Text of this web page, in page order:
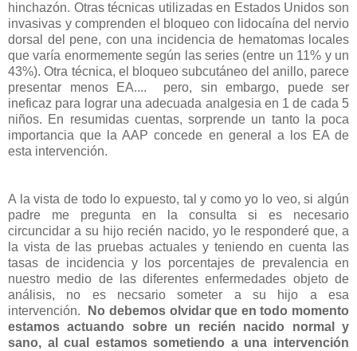
hinchazón. Otras técnicas utilizadas en Estados Unidos son
invasivas y comprenden el bloqueo con lidocaína del nervio
dorsal del pene, con una incidencia de hematomas locales
que varía enormemente según las series (entre un 11% y un
43%). Otra técnica, el bloqueo subcutáneo del anillo, parece
presentar menos EA.... pero, sin embargo, puede ser
ineficaz para lograr una adecuada analgesia en 1 de cada 5
niños. En resumidas cuentas, sorprende un tanto la poca
importancia que la AAP concede en general a los EA de
esta intervención.
A la vista de todo lo expuesto, tal y como yo lo veo, si algún
padre me pregunta en la consulta si es necesario
circuncidar a su hijo recién nacido, yo le responderé que, a
la vista de las pruebas actuales y teniendo en cuenta las
tasas de incidencia y los porcentajes de prevalencia en
nuestro medio de las diferentes enfermedades objeto de
análisis, no es necsario someter a su hijo a esa
intervención.
No debemos olvidar que en todo momento
estamos actuando sobre un recién nacido normal y
sano, al cual estamos sometiendo a una intervención